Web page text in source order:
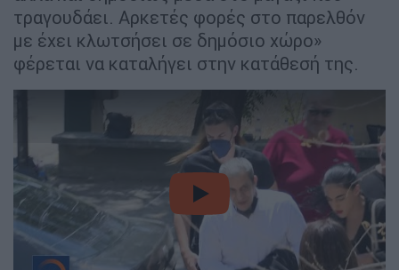
τραγουδάει. Αρκετές φορές στο παρελθόν
με έχει κλωτσήσει σε δημόσιο χώρο»
φέρεται να καταλήγει στην κατάθεσή της.
video